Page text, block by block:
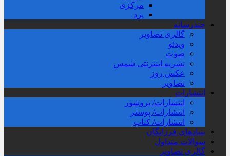
مرکزی
یزد
چندرسانه
گالری تصاویر
ویدئو
صوت
نشریه اینترنتی شمس
عکس روز
تصاویر
انتشارات
انتشارات/ بروشور
انتشارات/ پوستر
انتشارات/ کتاب
بنیادهای فرزانگان
سوالات متداول
گالری تصاویر